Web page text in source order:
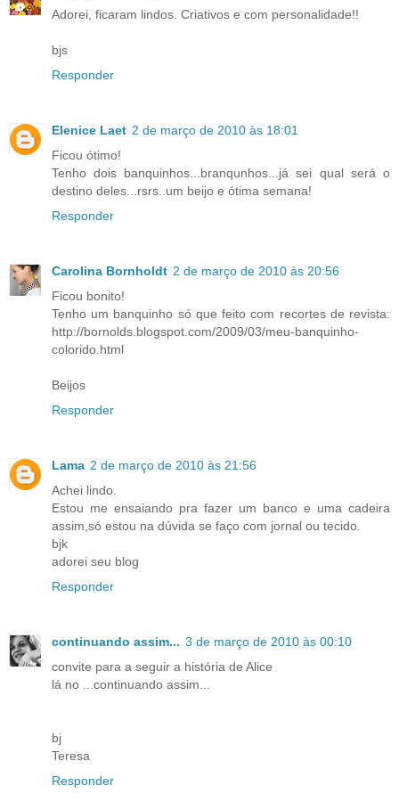
Adorei, ficaram lindos. Criativos e com personalidade!!
bjs
Responder
Elenice Laet 2 de março de 2010 às 18:01
Ficou ótimo!
Tenho dois banquinhos...branqunhos...já sei qual será o
destino deles...rsrs..um beijo e ótima semana!
Responder
Carolina Bornholdt 2 de março de 2010 às 20:56
Ficou bonito!
Tenho um banquinho só que feito com recortes de revista:
http://bornolds.blogspot.com/2009/03/meu-banquinho-
colorido.html
Beijos
Responder
Lama 2 de março de 2010 às 21:56
Achei lindo.
Estou me ensaiando pra fazer um banco e uma cadeira
assim,só estou na dúvida se faço com jornal ou tecido.
bjk
adorei seu blog
Responder
continuando assim... 3 de março de 2010 às 00:10
convite para a seguir a história de Alice
lá no ...continuando assim...
bj
Teresa
Responder